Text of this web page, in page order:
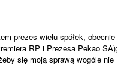
prezes wielu spółek, obecnie
RP i Prezesa Pekao SA);
się moją sprawą wogóle nie